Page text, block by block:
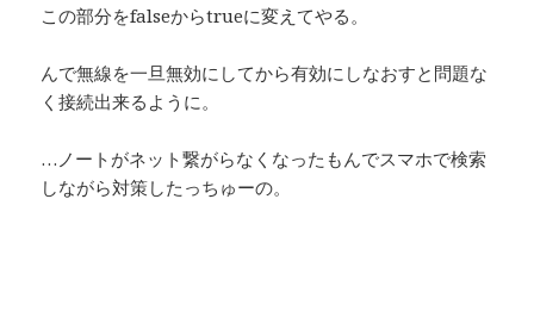
この部分をfalseからtrueに変えてやる。
んで無線を一旦無効にしてから有効にしなおすと問題な
く接続出来るように。
…ノートがネット繋がらなくなったもんでスマホで検索
しながら対策したっちゅーの。